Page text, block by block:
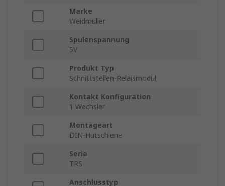
Marke
Weidmüller
Spulenspannung
5V
Produkt Typ
Schnittstellen-Relaismodul
Kontakt Konfiguration
1 Wechsler
Montageart
DIN-Hutschiene
Serie
TRS
Anschlusstyp